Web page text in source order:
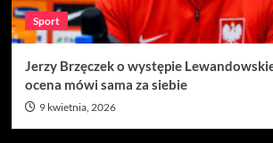
Sport
Jerzy Brzęczek o występie
ocena mówi sama za siebie
9 kwietnia, 2026